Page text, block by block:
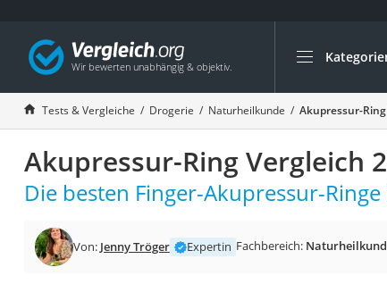
Die
Drogerie
Inhalator
Haarschneider
Rollator
Braun Rasierer
Katzenklappe
Tests & Vergleiche Drogerie Naturheilkunde Akupressur-
Akupressur-Ring Vergleich
Die besten Finger-Akupressur-
Von: Jenny Tröger Expertin Fachbereich: